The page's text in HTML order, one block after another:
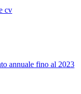
cv
annuale fino al 2023